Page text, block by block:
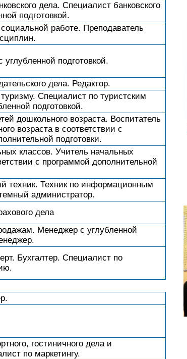
дела. Специалист банковского
подготовкой.
работе. Преподаватель
подготовкой.
дела. Редактор.
Специалист по туристским
подготовкой.
дошкольного возраста. Воспитатель
возраста в соответствии с
подготовки.
классов. Учитель начальных
с программой дополнительной
техник. Техник по информационным
администратор.
дела
Менеджер с углубленной
Бухгалтер. Специалист по
гостиничного дела и
по маркетингу.